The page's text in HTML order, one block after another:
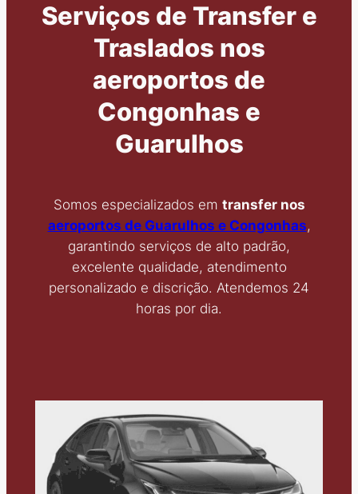
Serviços de Transfer e
Traslados nos
aeroportos de
Congonhas e
Guarulhos
Somos especializados em transfer nos
aeroportos de Guarulhos e Congonhas,
garantindo serviços de alto padrão,
excelente qualidade, atendimento
personalizado e discrição. Atendemos 24
horas por dia.